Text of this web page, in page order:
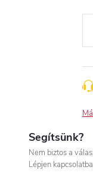
Segítsünk?
Nem biztos a
Lépjen